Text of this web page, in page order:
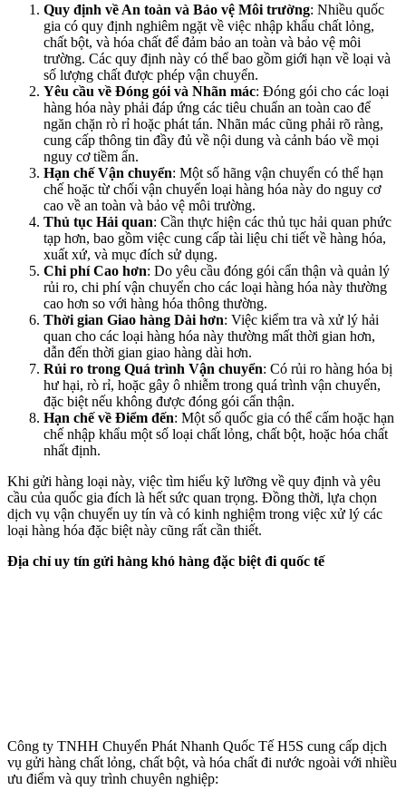
Quy định về An toàn và Bảo vệ Môi trường: Nhiều quốc
gia có quy định nghiêm ngặt về việc nhập khẩu chất lỏng,
chất bột, và hóa chất để đảm bảo an toàn và bảo vệ môi
trường. Các quy định này có thể bao gồm giới hạn về loại và
số lượng chất được phép vận chuyển.
Yêu cầu về Đóng gói và Nhãn mác: Đóng gói cho các loại
hàng hóa này phải đáp ứng các tiêu chuẩn an toàn cao để
ngăn chặn rò rỉ hoặc phát tán. Nhãn mác cũng phải rõ ràng,
cung cấp thông tin đầy đủ về nội dung và cảnh báo về mọi
nguy cơ tiềm ẩn.
Hạn chế Vận chuyển: Một số hãng vận chuyển có thể hạn
chế hoặc từ chối vận chuyển loại hàng hóa này do nguy cơ
cao về an toàn và bảo vệ môi trường.
Thủ tục Hải quan: Cần thực hiện các thủ tục hải quan phức
tạp hơn, bao gồm việc cung cấp tài liệu chi tiết về hàng hóa,
xuất xứ, và mục đích sử dụng.
Chi phí Cao hơn: Do yêu cầu đóng gói cẩn thận và quản lý
rủi ro, chi phí vận chuyển cho các loại hàng hóa này thường
cao hơn so với hàng hóa thông thường.
Thời gian Giao hàng Dài hơn: Việc kiểm tra và xử lý hải
quan cho các loại hàng hóa này thường mất thời gian hơn,
dẫn đến thời gian giao hàng dài hơn.
Rủi ro trong Quá trình Vận chuyển: Có rủi ro hàng hóa bị
hư hại, rò rỉ, hoặc gây ô nhiễm trong quá trình vận chuyển,
đặc biệt nếu không được đóng gói cẩn thận.
Hạn chế về Điểm đến: Một số quốc gia có thể cấm hoặc hạn
chế nhập khẩu một số loại chất lỏng, chất bột, hoặc hóa chất
nhất định.
Khi gửi hàng loại này, việc tìm hiểu kỹ lưỡng về quy định và yêu
cầu của quốc gia đích là hết sức quan trọng. Đồng thời, lựa chọn
dịch vụ vận chuyển uy tín và có kinh nghiệm trong việc xử lý các
loại hàng hóa đặc biệt này cũng rất cần thiết.
Địa chỉ uy tín gửi hàng khó hàng đặc biệt đi quốc tế
Công ty TNHH Chuyển Phát Nhanh Quốc Tế H5S cung cấp dịch
vụ gửi hàng chất lỏng, chất bột, và hóa chất đi nước ngoài với nhiều
ưu điểm và quy trình chuyên nghiệp: